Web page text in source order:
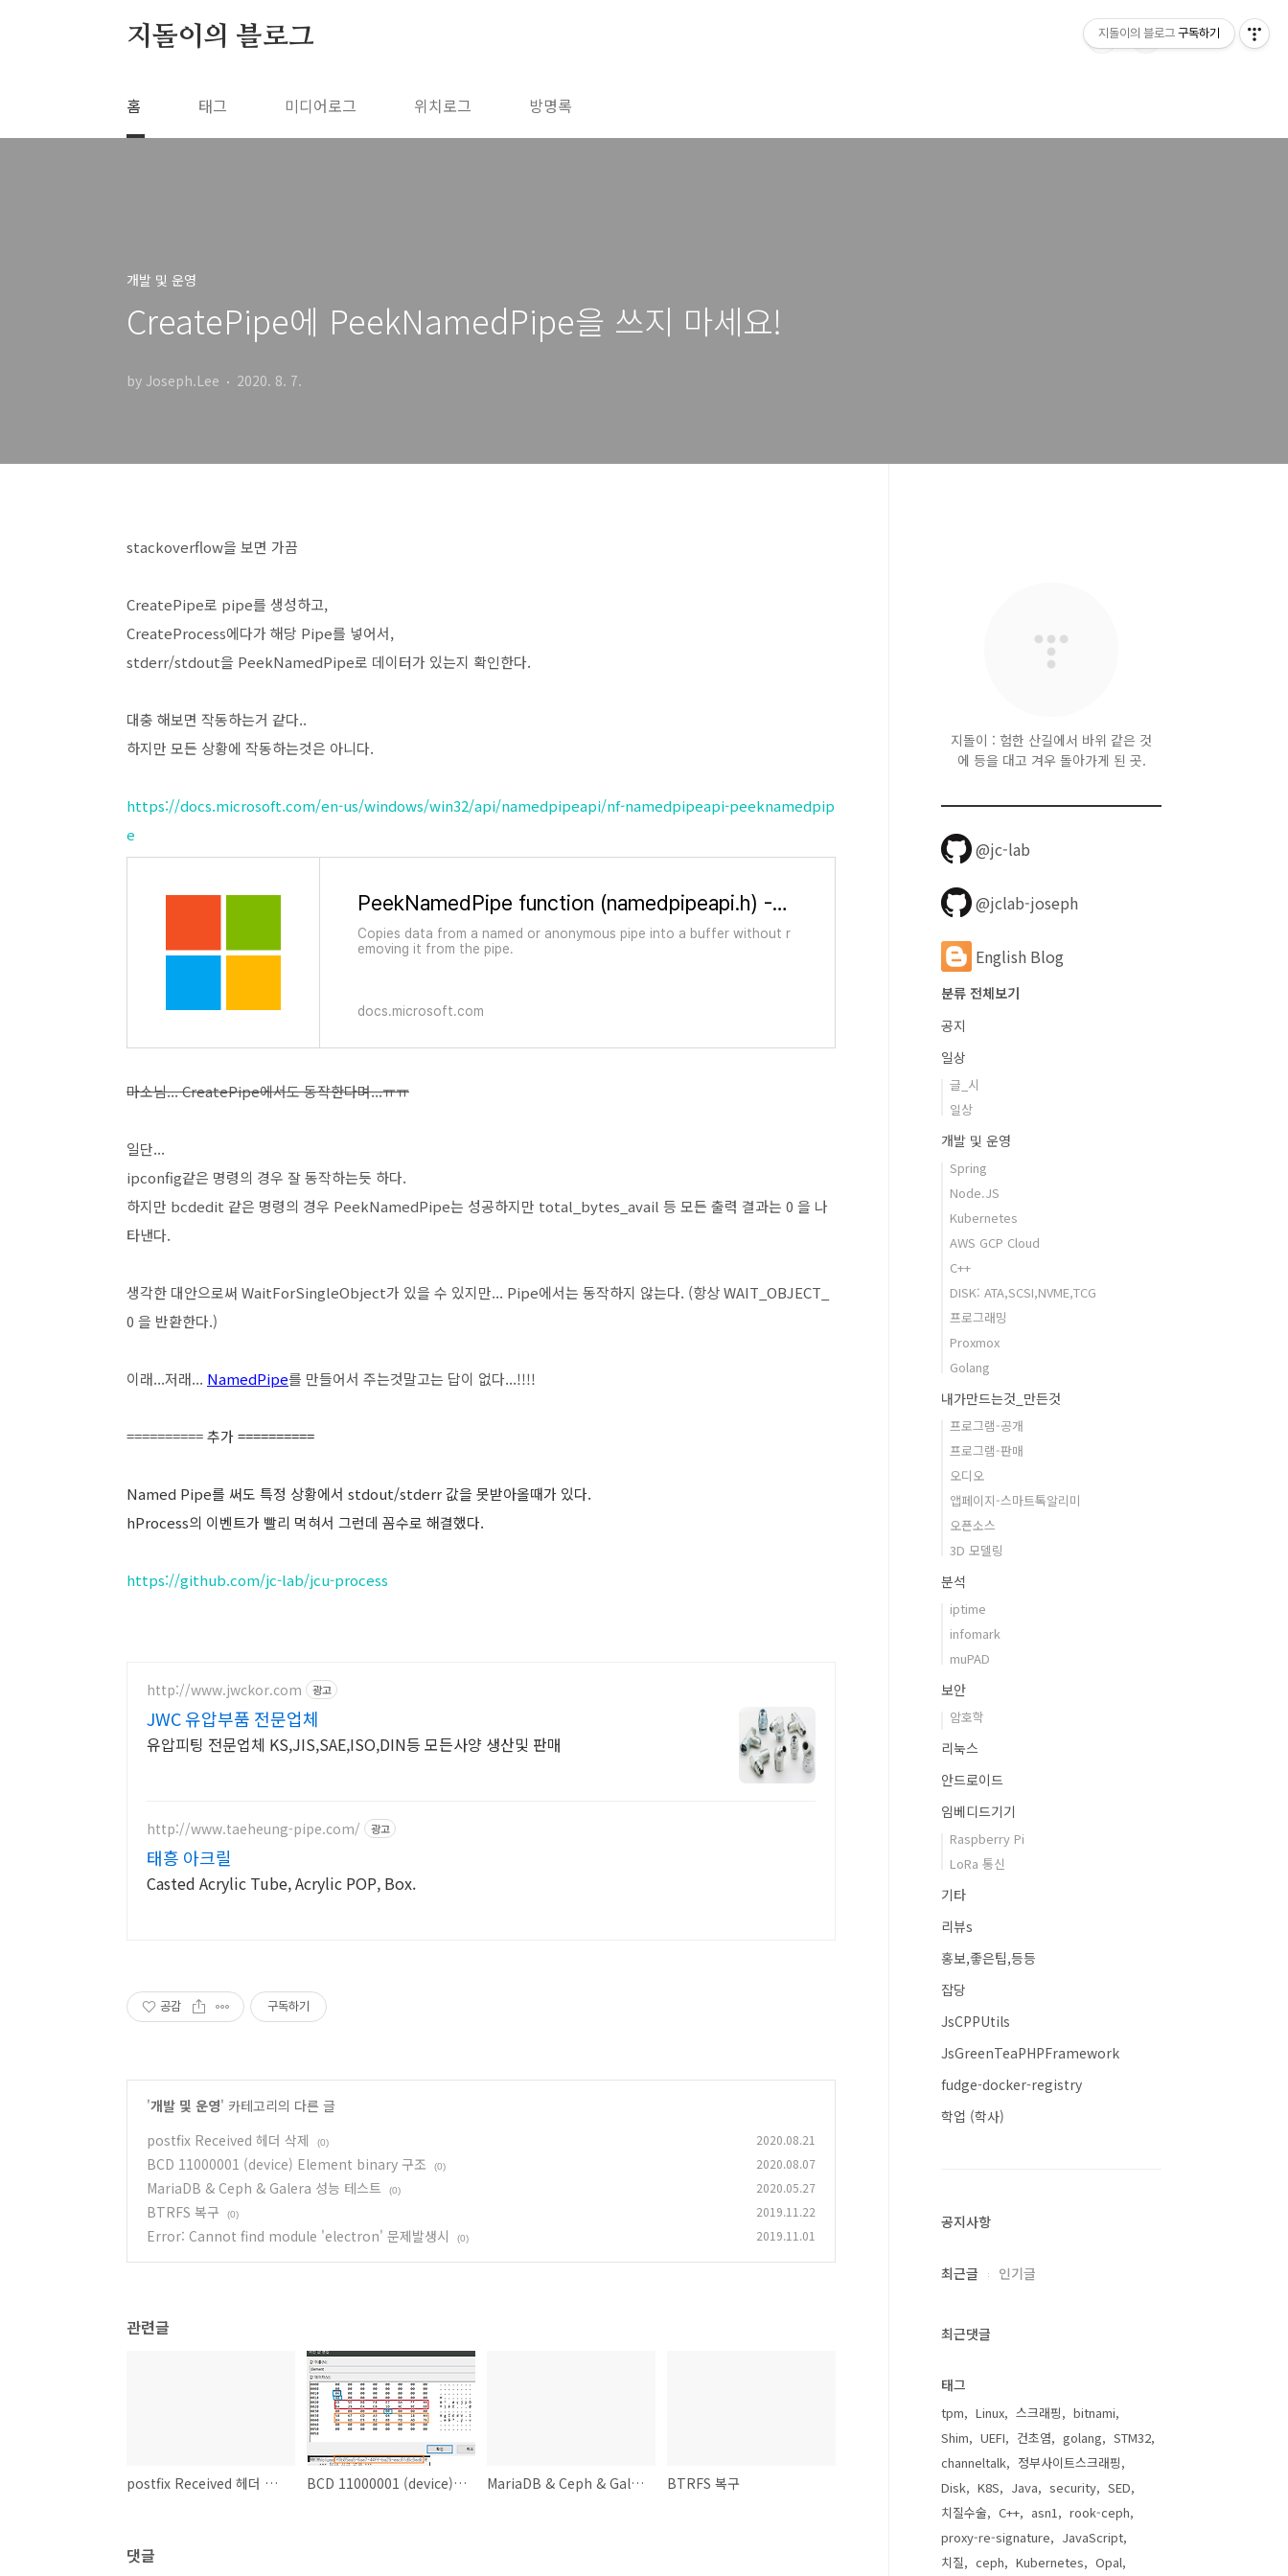
지돌이의 블로그
홈 태그 미디어로그 위치로그 방명록
개발 및 운영
CreatePipe에 PeekNamedPipe을 쓰지 마세요!
by Joseph.Lee 2020. 8. 7.
stackoverflow을 보면 가끔
CreatePipe로 pipe를 생성하고,
CreateProcess에다가 해당 Pipe를 넣어서,
stderr/stdout을 PeekNamedPipe로 데이터가 있는지 확인한다.
대충 해보면 작동하는거 같다..
하지만 모든 상황에 작동하는것은 아니다.
https://docs.microsoft.com/en-us/windows/win32/api/namedpipeapi/nf-namedpipeapi-peeknamedpip
e
PeekNamedPipe function (namedpipeapi.h) - Win32 apps
Copies data from a named or anonymous pipe into a buffer without r
emoving it from the pipe.
docs.microsoft.com
마소님... CreatePipe에서도 동작한다며...ㅠㅠ
일단...
ipconfig같은 명령의 경우 잘 동작하는듯 하다.
하지만 bcdedit 같은 명령의 경우 PeekNamedPipe는 성공하지만 total_bytes_avail 등 모든 출력 결과는 0 을 나
타낸다.
생각한 대안으로써 WaitForSingleObject가 있을 수 있지만... Pipe에서는 동작하지 않는다. (항상 WAIT_OBJECT_
0 을 반환한다.)
이래...저래... NamedPipe를 만들어서 주는것말고는 답이 없다...!!!!
==========추가 ==========
Named Pipe를 써도 특정 상황에서 stdout/stderr 값을 못받아올때가 있다.
hProcess의 이벤트가 빨리 먹혀서 그런데 꼼수로 해결했다.
https://github.com/jc-lab/jcu-process
http://www.jwckor.com 광고
JWC 유압부품 전문업체
유압피팅 전문업체 KS,JIS,SAE,ISO,DIN등 모든사양 생산및 판매
http://www.taeheung-pipe.com/ 광고
태흥 아크릴
Casted Acrylic Tube, Acrylic POP, Box.
공감 구독하기
'개발 및 운영' 카테고리의 다른 글
postfix Received 헤더 삭제
(0) 2020.08.21
BCD 11000001 (device) Element binary 구조 (0) 2020.08.07
MariaDB & Ceph & Galera 성능 테스트 (0) 2020.05.27
BTRFS 복구 (0) 2019.11.22
Error: Cannot find module 'electron' 문제발생시 (0) 2019.11.01
관련글
postfix Received 헤더 삭제 BCD 11000001 (device) Element binary 구조 MariaDB & Ceph & Galera 성능 테스트 BTRFS 복구
댓글
지돌이 : 험한 산길에서 바위 같은 것
에 등을 대고 겨우 돌아가게 된 곳.
@jc-lab
@jclab-joseph
English Blog
분류 전체보기
공지
일상
글_시
일상
개발 및 운영
Spring
Node.JS
Kubernetes
AWS GCP Cloud
C++
DISK: ATA,SCSI,NVME,TCG
프로그래밍
Proxmox
Golang
내가만드는것_만든것
프로그램-공개
프로그램-판매
오디오
앱페이지-스마트톡알리미
오픈소스
3D 모델링
분석
iptime
infomark
muPAD
보안
암호학
리눅스
안드로이드
임베디드기기
Raspberry Pi
LoRa 통신
기타
리뷰s
홍보,좋은팁,등등
잡당
JsCPPUtils
JsGreenTeaPHPFramework
fudge-docker-registry
학업 (학사)
공지사항
최근글 인기글
최근댓글
태그
tpm Linux 스크래핑
bitnami
Shim
UEFI 건초염 golang
STM32
channeltalk
정부사이트스크래핑
Disk
K8S Java security
SED
치질수술
C++ asn1
rook-ceph
proxy-re-signature
JavaScript
치질
ceph Kubernetes Opal
지돌이의 블로그 구독하기